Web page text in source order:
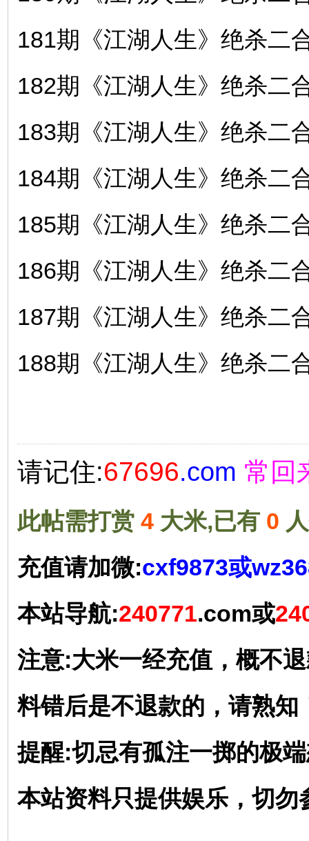
181期《江湖人生》绝杀二
182期《江湖人生》绝杀二
183期《江湖人生》绝杀二
184期《江湖人生》绝杀二
185期《江湖人生》绝杀二
186期《江湖人生》绝杀二
187期《江湖人生》绝杀二
188期《江湖人生》绝杀二
请记住:67696.com 常回
此帖需打赏 4大米,已有 0
充值请加微:cxf9873或
本站导航:240771.com或
注意:大米一经充值，概不
料错后是不退款的，请熟知
提醒:切忌有孤注一掷的极
本站资料只提供娱乐，切勿